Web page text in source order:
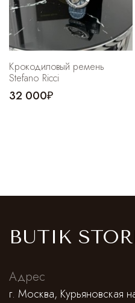
Крокодиловый ремень
Stefano Ricci
32 000₽
BUTIK
Адрес
г. Москва, Курьяновская